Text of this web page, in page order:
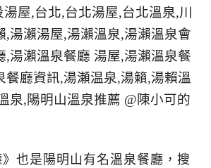
》也是陽明山有名溫泉餐廳，搜